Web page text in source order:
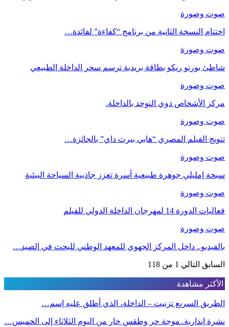
صوت وصورة
اختتام النسخة الثانية من برنامج “كفاءة” لفائدة…
صوت وصورة
شاطئ بورتو ريكو بطاقة بريدية ترسم سحر الداخلة الطبيعي
صوت وصورة
مركز الأشخاص ذوي التوحد بالداخلة.
صوت وصورة
تتويج الفيلم المصري “هابي بيرث داي” بالجائزة…
صوت وصورة
سبخة إمليلي جوهرة طبيعية آسرة تعزز جاذبية السياحة البيئية
صوت وصورة
فعاليات الدورة 14 لمهرجان الداخلة الدولي للفيلم
صوت وصورة
بالفيديو.. داخل المركز الجهوي للمعهد الوطني للبحث في الصيد…
السابق التالي 1 من 118
الأكثر مشاهدة
الطريق السريع تزنيت – الداخلة، الذي أطلق عليه إسم…
نشرة إنذارية..موجة حر وطقس حار من اليوم الثلاثاء إلى الخميس…